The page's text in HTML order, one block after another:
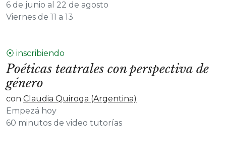
6 de junio al 22 de agosto
Viernes de 11 a 13
⦿ inscribiendo
Poéticas teatrales con perspectiva de
género
con Claudia Quiroga (Argentina)
Empezá hoy
60 minutos de video tutorías